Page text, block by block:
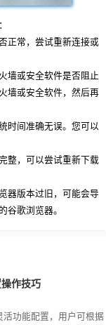
正常，尝试重新连接或
墙或安全软件是否阻止
墙或安全软件，然后再
时间准确无误。您可以
整，可以尝试重新下载
器版本过旧，可能会导
谷歌浏览器。
作技巧
活功能配置，用户可根据